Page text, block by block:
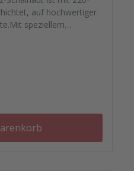
auf hochwertiger
speziellem
komplette Zubehör zum
Dichtfugenmasse,
bis zu